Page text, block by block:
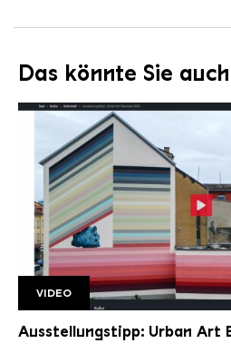
Das könnte Sie
UAB 3 Sat
Copyright: 3 sat
VIDEO
Ausstellungstipp: Urban Art